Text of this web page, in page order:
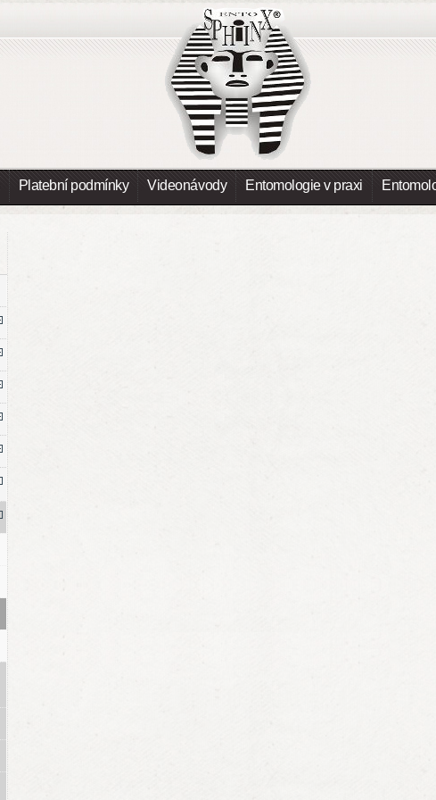
Platební podmínky Videonávody Entomologie v praxi